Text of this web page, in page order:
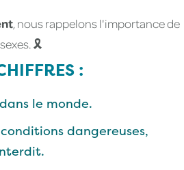
, nous rappelons l'importance de
🎗️
:
le monde.
dangereuses,